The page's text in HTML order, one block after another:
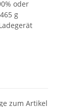
oder
g
zum Artikel